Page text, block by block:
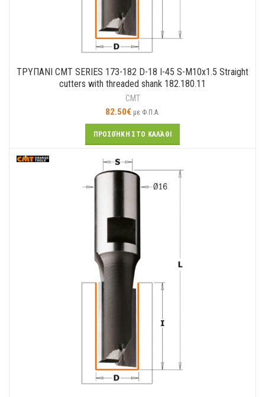
ΤΡΥΠΑΝΙ CMT SERIES 173-182 D-18 I-45 S-M10x1.5 Straight
cutters with threaded shank 182.180.11
CMT
82.50€ με Φ.Π.Α.
ΠΡΟΣΘΉΚΗ ΣΤΟ ΚΑΛΆΘΙ